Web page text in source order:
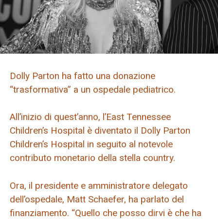
Dolly Parton ha fatto una donazione
“trasformativa” a un ospedale pediatrico.
All’inizio di quest’anno, l’East Tennessee
Children’s Hospital è diventato il Dolly Parton
Children’s Hospital in seguito al notevole
contributo monetario della stella country.
Ora, il presidente e amministratore delegato
dell’ospedale, Matt Schaefer, ha parlato del
finanziamento. “Quello che posso dirvi è che ha